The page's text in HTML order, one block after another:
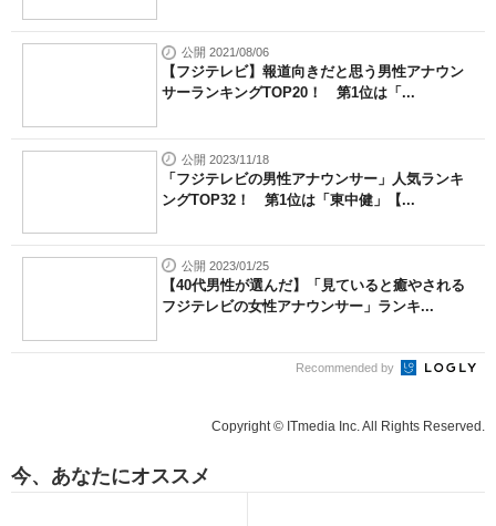
公開 2021/08/06
【フジテレビ】報道向きだと思う男性アナウン
サーランキングTOP20！ 第1位は「...
公開 2023/11/18
「フジテレビの男性アナウンサー」人気ランキ
ングTOP32！ 第1位は「東中健」【...
公開 2023/01/25
【40代男性が選んだ】「見ていると癒やされる
フジテレビの女性アナウンサー」ランキ...
Recommended by
Copyright © ITmedia Inc. All Rights Reserved.
今、あなたにオススメ